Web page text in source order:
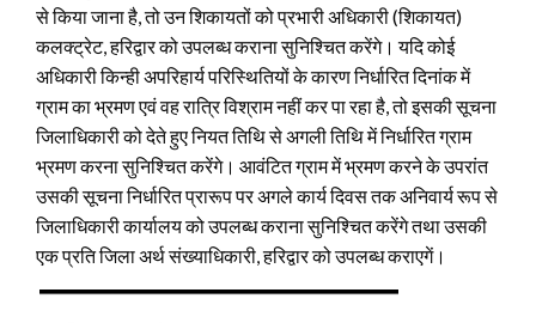
से किया जाना है, तो उन शिकायतों को प्रभारी अधिकारी (शिकायत)
कलक्ट्रेट, हरिद्वार को उपलब्ध कराना सुनिश्चित करेंगे। यदि कोई
अधिकारी किन्ही अपरिहार्य परिस्थितियों के कारण निर्धारित दिनांक में
ग्राम का भ्रमण एवं वह रात्रि विश्राम नहीं कर पा रहा है, तो इसकी सूचना
जिलाधिकारी को देते हुए नियत तिथि से अगली तिथि में निर्धारित ग्राम
भ्रमण करना सुनिश्चित करेंगे। आवंटित ग्राम में भ्रमण करने के उपरांत
उसकी सूचना निर्धारित प्रारूप पर अगले कार्य दिवस तक अनिवार्य रूप से
जिलाधिकारी कार्यालय को उपलब्ध कराना सुनिश्चित करेंगे तथा उसकी
एक प्रति जिला अर्थ संख्याधिकारी, हरिद्वार को उपलब्ध कराएगें।